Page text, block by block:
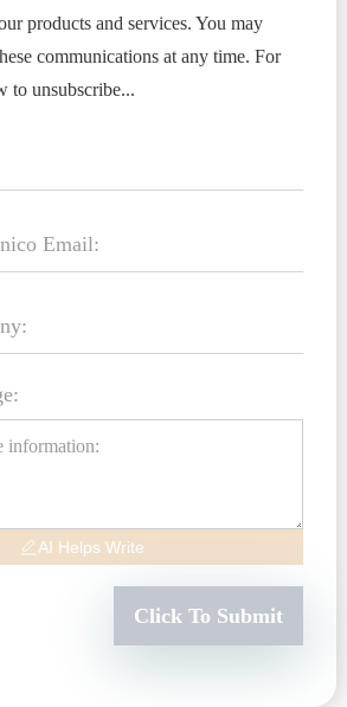
products and services. You may
communications at any time. For
to unsubscribe...
AI Helps Write
Click To Submit